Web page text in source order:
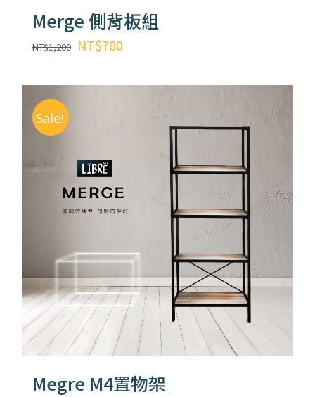
Merge 側背板組
NT$1,200 原
價
NT$1,200。
NT$780
價
NT$780。
Sale!
Megre M4置物架